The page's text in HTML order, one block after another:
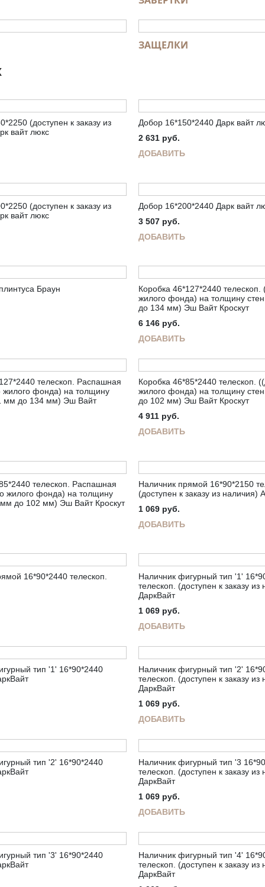
ЗАЩЕЛКИ
(доступен к заказу из
вайт люкс
Добор 16*150*2440 Дарк вайт
2 631 руб.
ДОБАВИТЬ
(доступен к заказу из
вайт люкс
Добор 16*200*2440 Дарк вайт
3 507 руб.
ДОБАВИТЬ
Браун
Коробка 46*127*2440 телескоп.
жилого фонда) на толщину
до 134 мм) Эш Вайт Кроскут
6 146 руб.
ДОБАВИТЬ
телескоп. Распашная
жилого фонда) на толщину
мм до 134 мм) Эш Вайт
Коробка 46*85*2440 телескоп.
жилого фонда) на толщину
до 102 мм) Эш Вайт Кроскут
4 911 руб.
ДОБАВИТЬ
телескоп. Распашная
жилого фонда) на толщину
до 102 мм) Эш Вайт Кроскут
Наличник прямой 16*90*2150
(доступен к заказу из наличия)
1 069 руб.
ДОБАВИТЬ
16*90*2440 телескоп.
Наличник фигурный тип '1'
телескоп. (доступен к заказу из
ДаркВайт
1 069 руб.
ДОБАВИТЬ
тип '1' 16*90*2440
Наличник фигурный тип '2'
телескоп. (доступен к заказу из
ДаркВайт
1 069 руб.
ДОБАВИТЬ
тип '2' 16*90*2440
Наличник фигурный тип '3
телескоп. (доступен к заказу из
ДаркВайт
1 069 руб.
ДОБАВИТЬ
тип '3' 16*90*2440
Наличник фигурный тип '4'
телескоп. (доступен к заказу из
ДаркВайт